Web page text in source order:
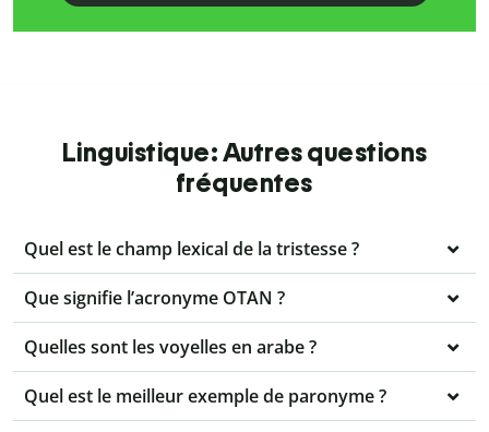
Linguistique: Autres questions
fréquentes
Quel est le champ lexical de la tristesse ?
Que signifie l’acronyme OTAN ?
Quelles sont les voyelles en arabe ?
Quel est le meilleur exemple de paronyme ?